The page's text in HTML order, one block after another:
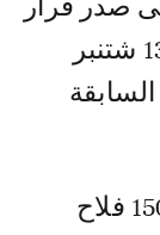
صدر قرار
لوزير الفلاحة رقم 1/1754 بتاريخ 13 شتنبر
السابقة
وأوضخ البرلماني أن «أزيد من 1500 فلاح